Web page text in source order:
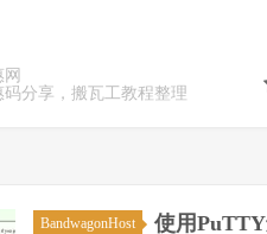
分享，搬瓦工教程整理
BandwagonHost 使用